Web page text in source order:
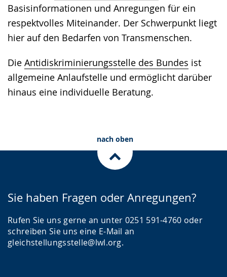
Basisinformationen und Anregungen für ein
respektvolles Miteinander. Der Schwerpunkt liegt
hier auf den Bedarfen von Transmenschen.
Die Antidiskriminierungsstelle des Bundes ist
allgemeine Anlaufstelle und ermöglicht darüber
hinaus eine individuelle Beratung.
nach oben
Sie haben Fragen oder Anregungen?
Rufen Sie uns gerne an unter 0251 591-4760 oder
schreiben Sie uns eine E-Mail an
gleichstellungsstelle@lwl.org.